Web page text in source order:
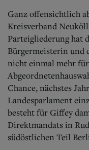
Ganz offensichtlich
Kreisverband
Parteigliederung hat
Bürgermeisterin und
nicht einmal mehr
Chance, nächstes
Landesparlament
besteht für Giffey
Direktmandats in
südöstlichen Teil